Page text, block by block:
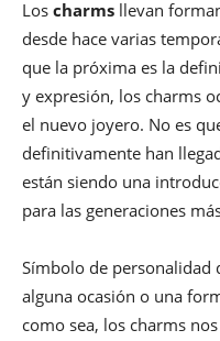
Los charms llevan
desde hace varias
que la próxima es la
y expresión, los charms
el nuevo joyero. No es
definitivamente han
están siendo una
para las generaciones
Símbolo de personalidad
alguna ocasión o una
como sea, los charms